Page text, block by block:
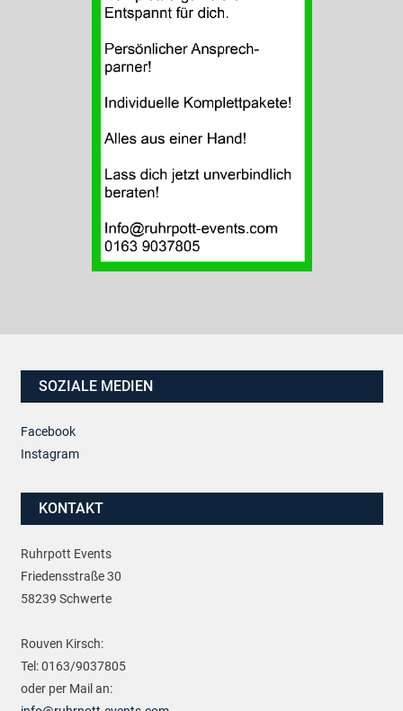
SOZIALE MEDIEN
Facebook
Instagram
KONTAKT
Ruhrpott Events
Friedensstraße 30
58239 Schwerte
Rouven Kirsch:
Tel: 0163/9037805
oder per Mail an: